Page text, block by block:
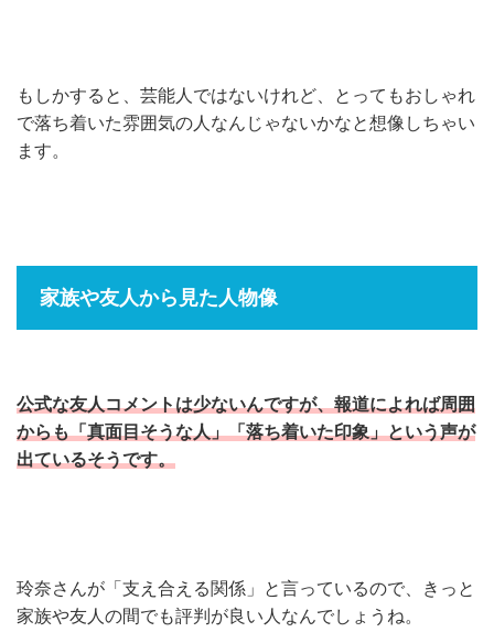
もしかすると、芸能人ではないけれど、とってもおしゃれ
で落ち着いた雰囲気の人なんじゃないかなと想像しちゃい
ます。
家族や友人から見た人物像
公式な友人コメントは少ないんですが、報道によれば周囲
からも「真面目そうな人」「落ち着いた印象」という声が
出ているそうです。
玲奈さんが「支え合える関係」と言っているので、きっと
家族や友人の間でも評判が良い人なんでしょうね。